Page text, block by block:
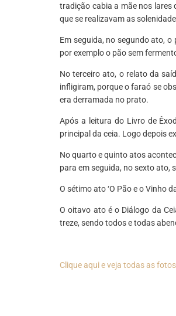
tradição cabia a mãe nos lares
que se realizavam as
Em seguida, no segundo ato,
por exemplo o pão sem
No terceiro ato, o relato da
infligiram, porque o faraó se
era derramada no prato.
Após a leitura do Livro de
principal da ceia. Logo depois
No quarto e quinto atos
para em seguida, no sexto ato,
O sétimo ato ‘O Pão e o Vinho
O oitavo ato é o Diálogo da
treze, sendo todos e todas
Clique aqui e veja todas as